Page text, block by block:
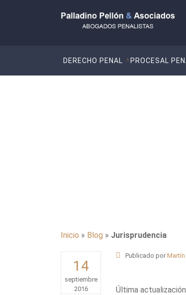
DERECHO PENAL PROCESAL
Inicio » Blog » Jurisprudencia
14
septiembre
2016
Publicado por Martín
Última